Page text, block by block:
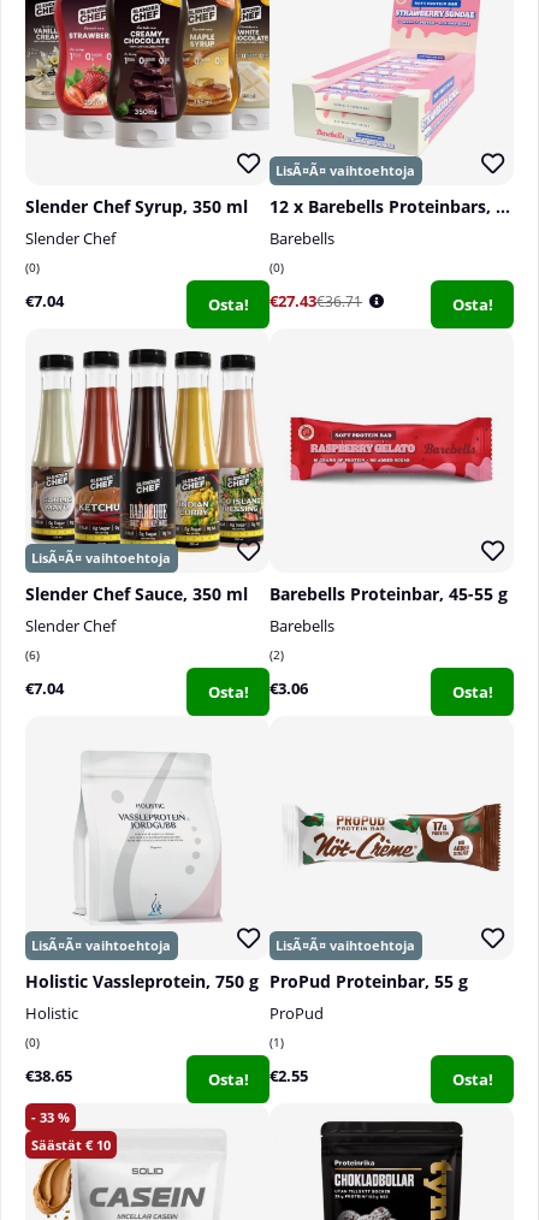
Slender Chef Syrup, 350 ml
Slender Chef
0
€7.04 Osta!
12 x Barebells Proteinbars, 55 g
Barebells
0
€27.43€36.71 Osta!
Slender Chef Sauce, 350 ml
Slender Chef
6
€7.04 Osta!
Barebells Proteinbar, 45-55 g
Barebells
2
€3.06 Osta!
Holistic Vassleprotein, 750 g
Holistic
0
€38.65 Osta!
ProPud Proteinbar, 55 g
ProPud
1
€2.55 Osta!
33
10